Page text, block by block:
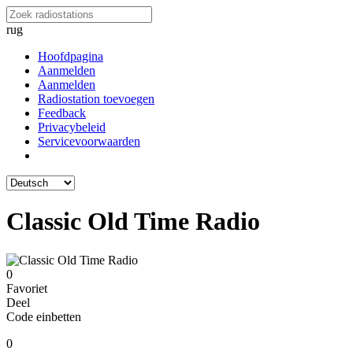
rug
Hoofdpagina
Aanmelden
Aanmelden
Radiostation toevoegen
Feedback
Privacybeleid
Servicevoorwaarden
Classic Old Time Radio
0
Favoriet
Deel
Code einbetten
0